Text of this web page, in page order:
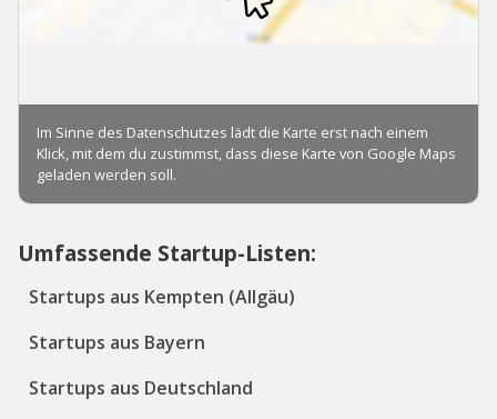
Umfassende Startup-Listen:
Startups aus Kempten (Allgäu)
Startups aus Bayern
Startups aus Deutschland